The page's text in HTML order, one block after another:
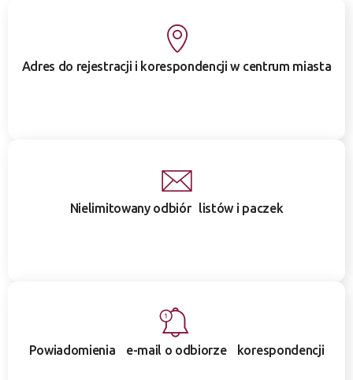
Adres do rejestracji i korespondencji w centrum miasta
Nielimitowany odbiór listów i paczek
Powiadomienia e-mail o odbiorze korespondencji